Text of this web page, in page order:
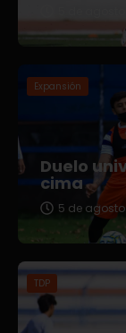
5 de
Expansión
Duelo
cima
5 de
TDP